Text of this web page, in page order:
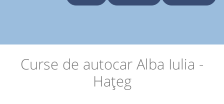
Curse de autocar Alba Iulia -
Hațeg